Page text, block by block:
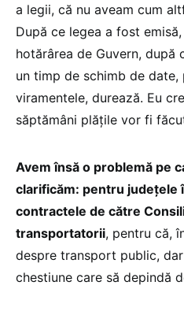
a legii, că nu aveam cum
După ce legea a fost
hotărârea de Guvern, după
un timp de schimb de date,
viramentele, durează. Eu
săptămâni plățile vor fi
Avem însă o problemă pe
clarificăm: pentru județele
contractele de către
transportatorii, pentru că,
despre transport public,
chestiune care să depindă